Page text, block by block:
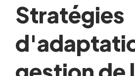
Stratégies